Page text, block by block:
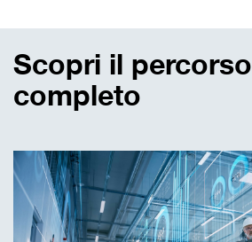
Scopri il percorso
completo